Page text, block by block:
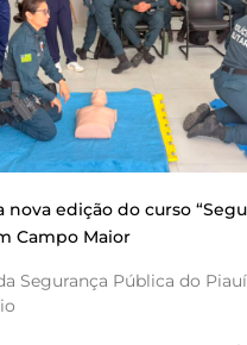
nova edição do curso
Campo Maior
Segurança Pública do Piauí